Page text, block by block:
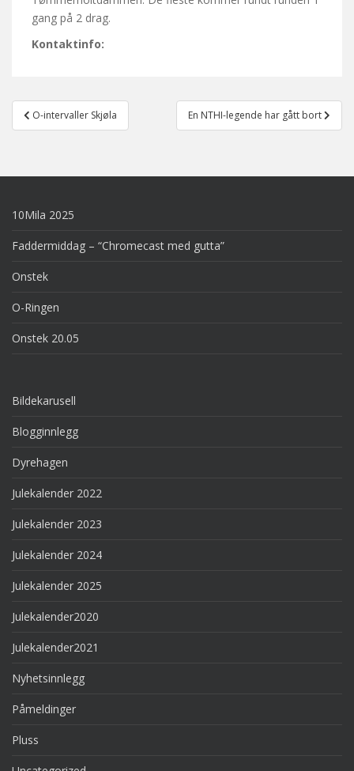
gang på 2 drag.
Kontaktinfo:
Post
navigation
O-intervaller Skjøla En NTHI-legende har gått bort
10Mila 2025
Faddermiddag – “Chromecast med gutta”
Onstek
O-Ringen
Onstek 20.05
Bildekarusell
Blogginnlegg
Dyrehagen
Julekalender 2022
Julekalender 2023
Julekalender 2024
Julekalender 2025
Julekalender2020
Julekalender2021
Nyhetsinnlegg
Påmeldinger
Pluss